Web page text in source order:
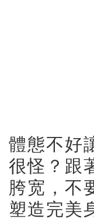
體態不好
很怪？跟
胯宽，不
塑造完美